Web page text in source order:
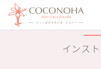
インス